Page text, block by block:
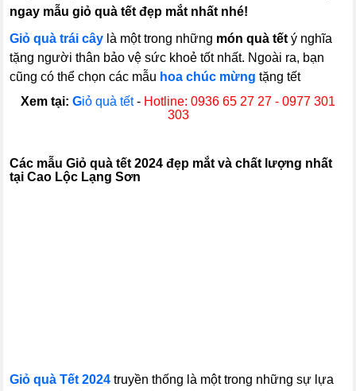
ngay mẫu giỏ quà tết đẹp mắt nhất nhé!
Giỏ quà trái cây là một trong những món quà tếtý nghĩa
tặng người thân bảo vệ sức khoẻ tốt nhất. Ngoài ra, bạn
cũng có thể chọn các mẫu hoa chúc mừng tặng tết
Xem tại: Giỏ quà tết- Hotline: 0936 65 27 27 - 0977 301
303
Các mẫu Giỏ quà tết 2024 đẹp mắt và chất lượng nhất
tại Cao Lộc Lạng Sơn
Giỏ quà Tết 2024 truyền thống là một trong những sự lựa